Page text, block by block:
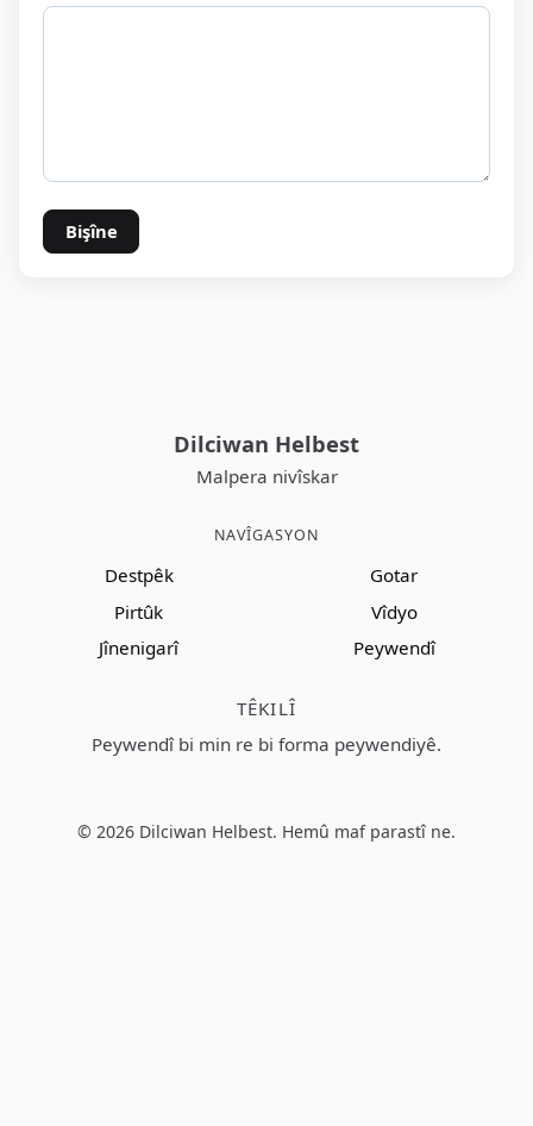
Bişîne
Dilciwan Helbest
Malpera nivîskar
NAVÎGASYON
Destpêk
Gotar
Pirtûk
Vîdyo
Jînenigarî
Peywendî
TÊKILÎ
Peywendî bi min re bi forma peywendiyê.
© 2026 Dilciwan Helbest. Hemû maf parastî ne.